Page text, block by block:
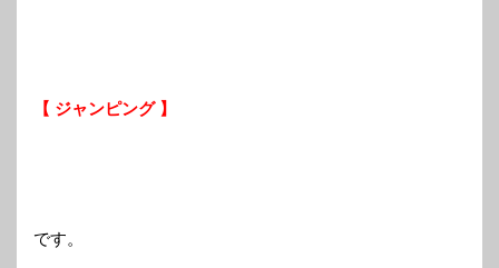
【 ジャンピング 】
です。